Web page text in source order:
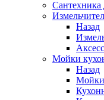
Сантехника
Назад
Мойки
Назад